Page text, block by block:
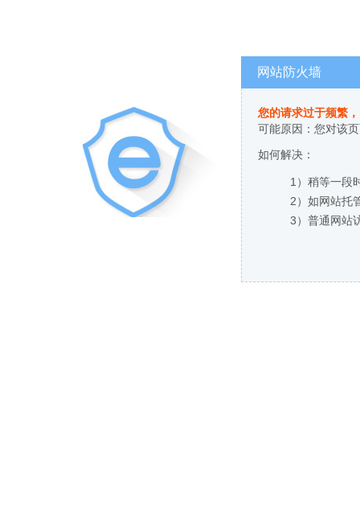
网站防火墙
您的请求过于频繁
可能原因：您对该
如何解决：
1）稍等一段
2）如网站托
3）普通网站